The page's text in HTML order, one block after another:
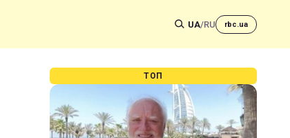
UA/RU rbc.ua
ТОП